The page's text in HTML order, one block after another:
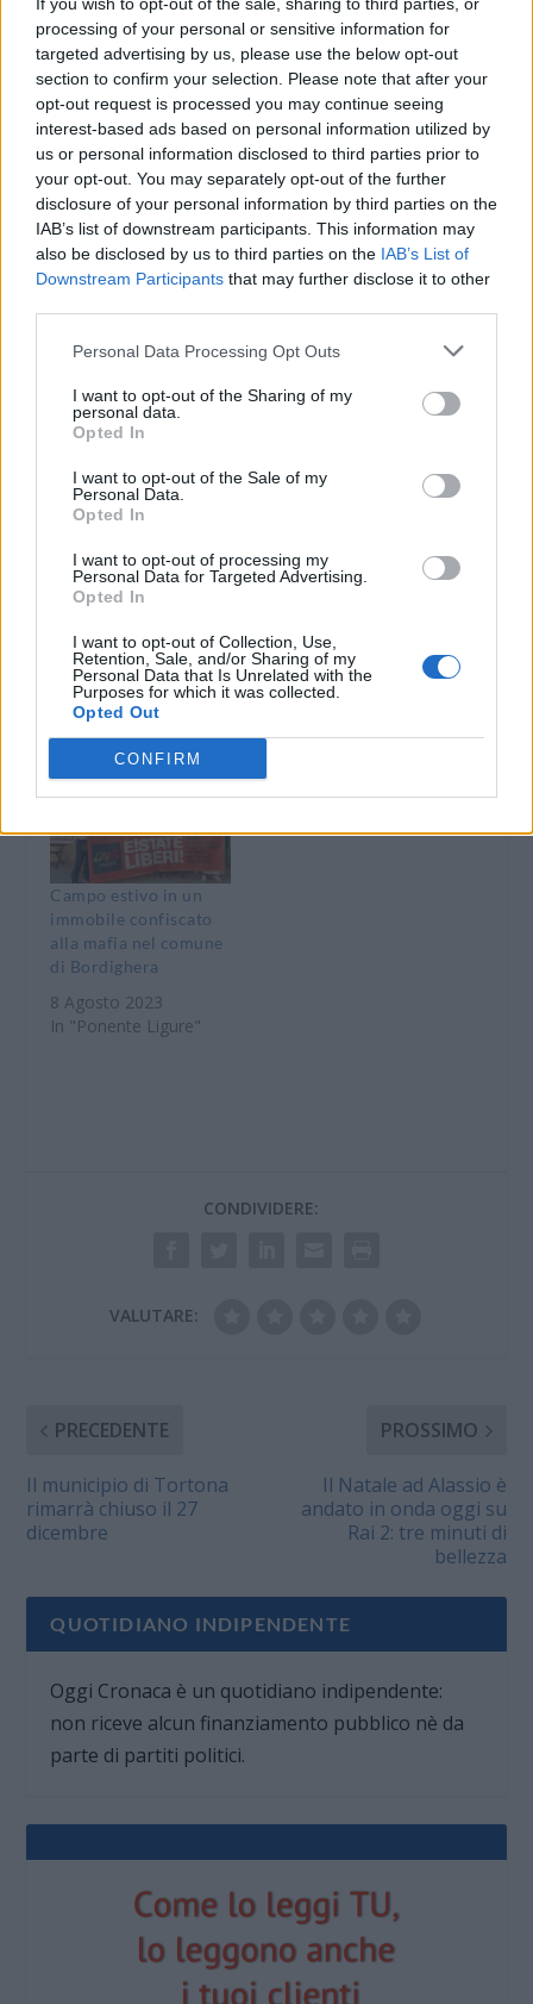
processing of your personal or sensitive information for
targeted advertising by us, please use the below opt-out
section to confirm your selection. Please note that after your
opt-out request is processed you may continue seeing
interest-based ads based on personal information utilized by
us or personal information disclosed to third parties prior to
your opt-out. You may separately opt-out of the further
disclosure of your personal information by third parties on the
IAB’s list of downstream participants. This information may
also be disclosed by us to third parties on the IAB’s List of
Downstream Participants that may further disclose it to other
Personal Data Processing Opt Outs
I want to opt-out of the Sharing of my
personal data.
Opted In
I want to opt-out of the Sale of my
Personal Data.
Opted In
I want to opt-out of processing my
Personal Data for Targeted Advertising.
Opted In
I want to opt-out of Collection, Use,
Retention, Sale, and/or Sharing of my
Personal Data that Is Unrelated with the
Purposes for which it was collected.
Opted Out
CONFIRM
DOWNLOAD QR 🠋
Condividi:
WhatsApp
Telegram
Stampa
Correlati
favorire l’utilizzo dei
beni confiscati alla
organizzata nella
Provincia di
Alessandria
17 Luglio 2020
In "Alessandria"
la consegna di alcuni
28 Febbraio 2024
In "Ponente Ligure"
Campo estivo in un
immobile confiscato
alla mafia nel comune
di Bordighera
8 Agosto 2023
In "Ponente Ligure"
CONDIVIDERE:
VALUTARE:
PRECEDENTE
Il municipio di Tortona
rimarrà chiuso il 27
dicembre
PROSSIMO
Il Natale ad Alassio è
andato in onda oggi su
Rai 2: tre minuti di
bellezza
QUOTIDIANO INDIPENDENTE
Oggi Cronaca è un quotidiano indipendente:
non riceve alcun finanziamento pubblico nè da
parte di partiti politici.